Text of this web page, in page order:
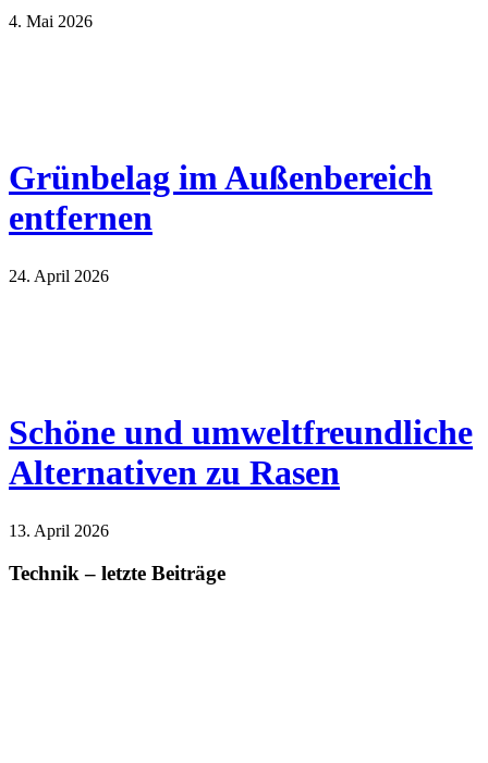
4. Mai 2026
Grünbelag im Außenbereich
entfernen
24. April 2026
Schöne und umweltfreundliche
Alternativen zu Rasen
13. April 2026
Technik – letzte Beiträge